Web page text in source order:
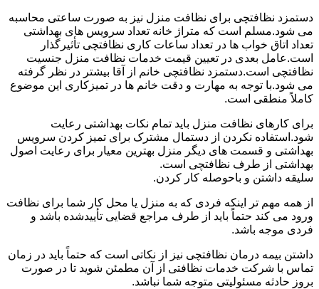
دستمزد نظافتچی برای نظافت منزل نیز به صورت ساعتی محاسبه
می شود.مسلم است که متراژ خانه تعداد سرویس های بهداشتی
تعداد اتاق خواب ها در تعداد ساعات کاری نظافتچی تأثیرگذار
است.عامل بعدی در تعیین قیمت خدمات نظافت منزل جنسیت
نظافتچی است.دستمزد نظافتچی خانم از آقا بیشتر در نظر گرفته
می شود.با توجه به مهارت و دقت خانم ها در تمیزکاری این موضوع
کاملاً منطقی است.
برای کارهای نظافت منزل باید تمام نکات بهداشتی رعایت
شود.استفاده نکردن از دستمال مشترک برای تمیز کردن سرویس
بهداشتی و قسمت های دیگر منزل بهترین معیار برای رعایت اصول
بهداشتی از طرف نظافتچی است.
سلیقه داشتن و باحوصله کار کردن.
از همه مهم تر اینکه فردی که به منزل یا محل کار شما برای نظافت
ورود می کند حتماً باید از طرف مراجع قضایی تأییدشده باشد و
فردی موجه باشد.
داشتن بیمه درمان نظافتچی نیز از نکاتی است که حتماً باید در زمان
تماس با شرکت خدمات نظافتی از آن مطمئن شوید تا در صورت
بروز حادثه مسئولیتی متوجه شما نباشد.